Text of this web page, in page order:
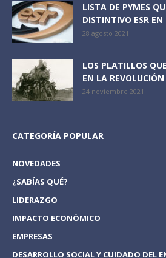
LISTA DE PYMES
DISTINTIVO ESR
28 agosto 2021
LOS PLATILLOS
EN LA
24 noviembre 2021
CATEGORÍA POPULAR
NOVEDADES
¿SABÍAS QUÉ?
LIDERAZGO
IMPACTO ECONÓMICO
EMPRESAS
DESARROLLO SOCIAL Y CUIDADO DEL